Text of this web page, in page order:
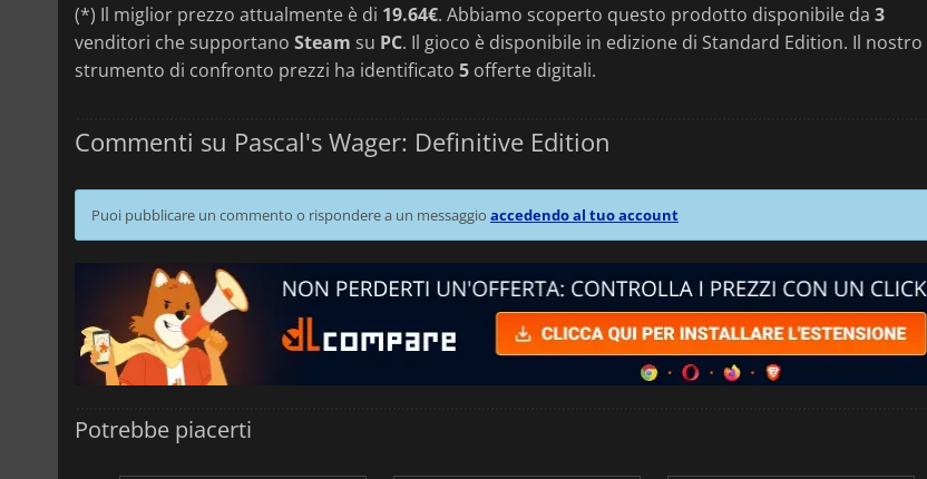
(*) Il miglior prezzo attualmente è di 19.64€. Abbiamo scoperto questo prodotto disponibile da 3
venditori che supportano Steam su PC. Il gioco è disponibile in edizione di Standard Edition. Il nostro
strumento di confronto prezzi ha identificato 5 offerte digitali.
Commenti su Pascal's Wager: Definitive Edition
Puoi pubblicare un commento o rispondere a un messaggio accedendo al tuo account
Potrebbe piacerti